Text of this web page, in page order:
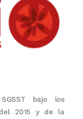
bajo los
del 2015 y de la